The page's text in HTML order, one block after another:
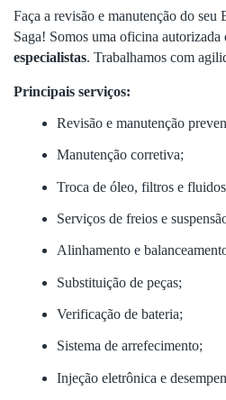
Faça a revisão e manutenção do
Saga! Somos uma oficina
especialistas. Trabalhamos com
Principais serviços:
Revisão e manutenção
Manutenção corretiva;
Troca de óleo, filtros e
Serviços de freios e
Alinhamento e
Substituição de peças;
Verificação de bateria;
Sistema de arrefecimento;
Injeção eletrônica e